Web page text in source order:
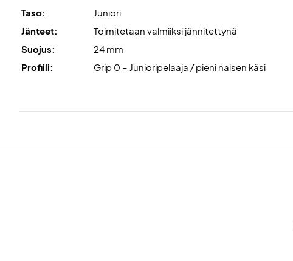
Taso:
Juniori
Jänteet:
Toimitetaan valmiiksi jännitettynä
Suojus:
24 mm
Profiili:
Grip 0 – Junioripelaaja / pieni naisen käsi